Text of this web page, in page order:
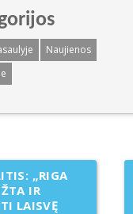
Naujienos
„RIGA
IR
LAISVĘ